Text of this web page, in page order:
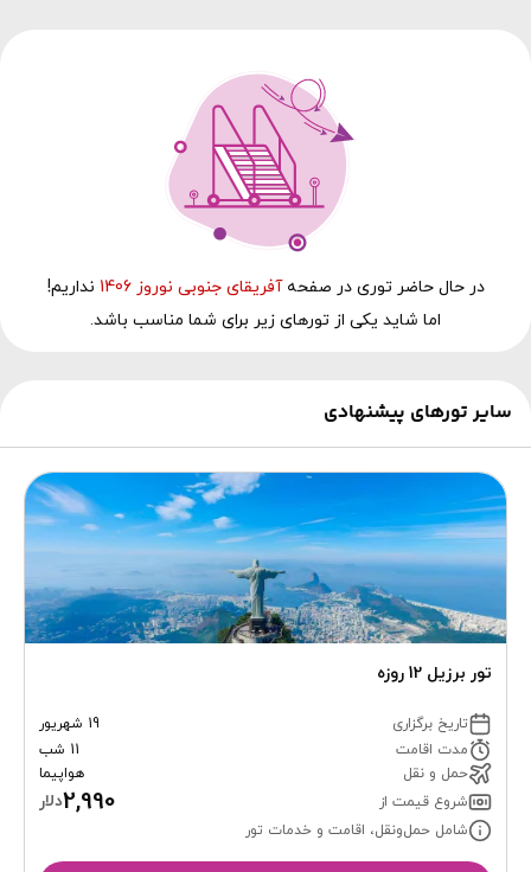
در حال‌ حاضر توری در صفحهآفریقای جنوبی نوروز 1406
نداریم!
اما شاید یکی از تورهای زیر برای شما مناسب باشد.
سایر تورهای پیشنهادی
تور برزیل 12 روزه
تاریخ برگزاری
19 شهریور
مدت اقامت
11 شب
حمل و نقل
هواپیما
شروع قیمت از
2,990دلار
شامل حمل‌ونقل، اقامت و خدمات تور